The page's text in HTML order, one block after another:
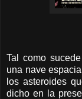
Tal como
una nave
los asteroides
dicho en la